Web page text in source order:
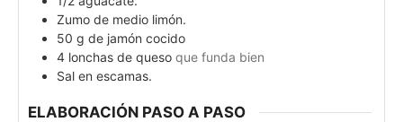
Zumo de medio limón.
50 g de jamón cocido
4 lonchas de queso que funda bien
Sal en escamas.
ELABORACIÓN PASO A PASO